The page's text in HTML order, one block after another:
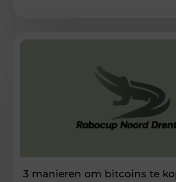
3 manieren om bitcoins te